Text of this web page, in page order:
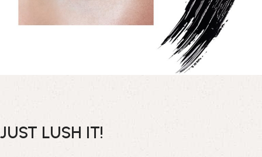
JUST LUSH IT!